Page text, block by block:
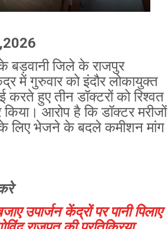
बड़वानी जिले के राजपुर
में गुरुवार को इंदौर लोकायुक्त
करते हुए तीन डॉक्टरों को रिश्वत
किया। आरोप है कि डॉक्टर मरीजों
लिए भेजने के बदले कमीशन मांग
उपार्जन केंद्रों पर पानी पिलाए